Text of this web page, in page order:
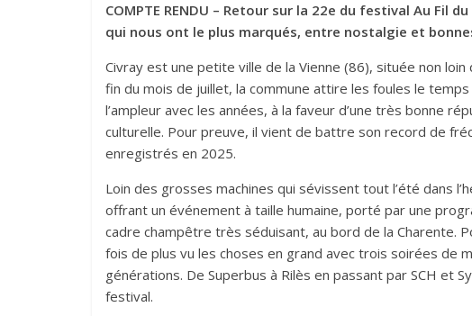
COMPTE RENDU – Retour sur la 22e du festival Au Fil
qui nous ont le plus marqués, entre nostalgie et
Civray est une petite ville de la Vienne (86), située non
fin du mois de juillet, la commune attire les foules le
l’ampleur avec les années, à la faveur d’une très bonne
culturelle. Pour preuve, il vient de battre son record de
enregistrés en 2025.
Loin des grosses machines qui sévissent tout l’été dans
offrant un événement à taille humaine, porté par une
cadre champêtre très séduisant, au bord de la Charente.
fois de plus vu les choses en grand avec trois soirées de
générations. De Superbus à Rilès en passant par SCH et
festival.